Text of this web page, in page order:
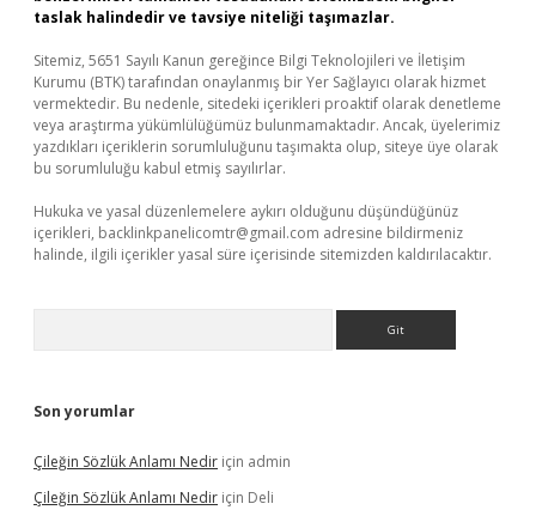
taslak halindedir ve tavsiye niteliği taşımazlar.
Sitemiz, 5651 Sayılı Kanun gereğince Bilgi Teknolojileri ve İletişim
Kurumu (BTK) tarafından onaylanmış bir Yer Sağlayıcı olarak hizmet
vermektedir. Bu nedenle, sitedeki içerikleri proaktif olarak denetleme
veya araştırma yükümlülüğümüz bulunmamaktadır. Ancak, üyelerimiz
yazdıkları içeriklerin sorumluluğunu taşımakta olup, siteye üye olarak
bu sorumluluğu kabul etmiş sayılırlar.
Hukuka ve yasal düzenlemelere aykırı olduğunu düşündüğünüz
içerikleri, backlinkpanelicomtr@gmail.com adresine bildirmeniz
halinde, ilgili içerikler yasal süre içerisinde sitemizden kaldırılacaktır.
Son yorumlar
Çileğin Sözlük Anlamı Nedir için admin
Çileğin Sözlük Anlamı Nedir için Deli